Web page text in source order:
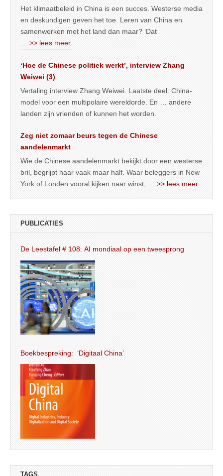
Het klimaatbeleid in China is een succes. Westerse media
en deskundigen geven het toe. Leren van China en
samenwerken met het land dan maar? ‘Dat
… >> lees meer
‘Hoe de Chinese politiek werkt’, interview Zhang
Weiwei (3)
Vertaling interview Zhang Weiwei. Laatste deel: China-
model voor een multipolaire wereldorde. En … andere
landen zijn vrienden of kunnen het worden.
Zeg niet zomaar beurs tegen de Chinese
aandelenmarkt
Wie de Chinese aandelenmarkt bekijkt door een westerse
bril, begrijpt haar vaak maar half. Waar beleggers in New
York of Londen vooral kijken naar winst,
… >> lees meer
PUBLICATIES
De Leestafel # 108: AI mondiaal op een tweesprong
Boekbespreking: ‘Digitaal China’
TAGS